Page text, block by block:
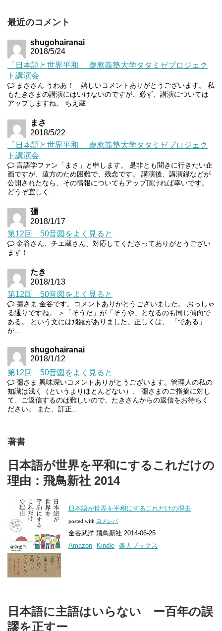
最近のコメント
shugohairanai
2018/5/24
「日本語と世界平和」 慶應義塾大学タタミゼプロジェク
ト講演会
まささん うわあ！ 嬉しいコメントありがとうございます。 私
もたきさまの講演にはいけないのですが、必ず、講演については
アップしますね。 ちえ蔵
まさ
2018/5/22
「日本語と世界平和」 慶應義塾大学タタミゼプロジェク
ト講演会
言語学ファン「まさ」と申します。 是非とも聞きに行きたい企
画ですが、遠方のため困難で、残念です。 講演後、講演録などが
公開されたなら、その情報についてもアップ頂ければ幸いです。
どうぞ宜しく...
彊
2018/1/17
第12回 50音図をよく見ると
金谷さん、チエ蔵さん、対応してくださってありがとうござい
ます！
たき
2018/1/13
第12回 50音図をよく見ると
彊さま 金谷です。コメントありがとうございました。 おっしゃ
る通りですね。 ＞「そうだ」が「そうや」となるのも同じ傾向で
ある。 という文には飛躍がありました。正しくは、 「である」
が...
shugohairanai
2018/1/12
第12回 50音図をよく見ると
彊さま 興味深いコメントありがとうございます。管理人の私の
知識は浅く（というよりほとんどない）、 彊さまのご指摘に対し
て、ご返信するのは難しいので、たきさんからの返信をお待ちく
ださい。 また、訂正...
著書
日本語が世界を平和にするこれだけの
理由：飛鳥新社 2014
日本語が世界を平和にするこれだけの理由
posted with ヨメレバ
金谷武洋 飛鳥新社 2014-06-25
Amazon
Kindle 楽天ブックス
日本語に主語はいらない ー百年の誤
謬を正すー